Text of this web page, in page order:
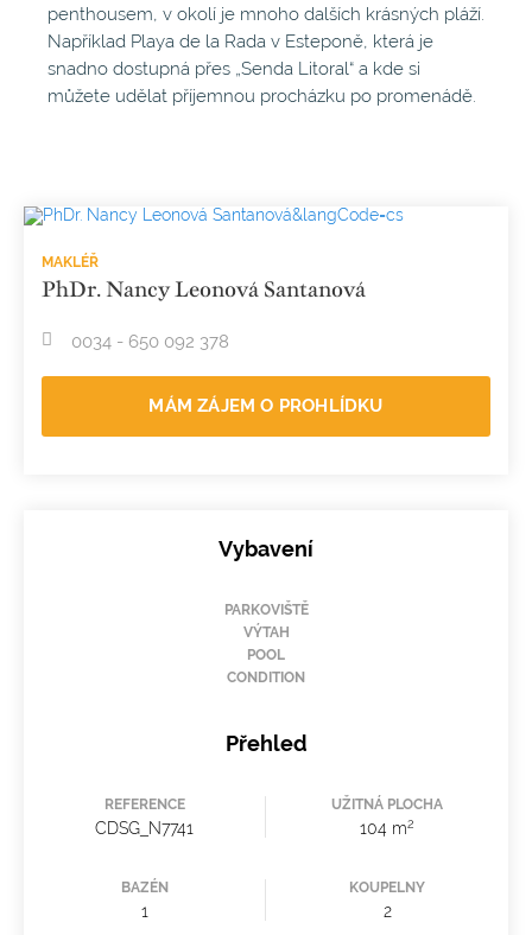
penthousem, v okolí je mnoho dalších krásných pláží.
Například Playa de la Rada v Esteponě, která je
snadno dostupná přes „Senda Litoral“ a kde si
můžete udělat příjemnou procházku po promenádě.
MAKLÉŘ
PhDr. Nancy Leonová Santanová
0034 - 650 092 378
MÁM ZÁJEM O PROHLÍDKU
Vybavení
PARKOVIŠTĚ
VÝTAH
POOL
CONDITION
Přehled
REFERENCE
CDSG_N7741
UŽITNÁ PLOCHA
104 m2
BAZÉN
1
KOUPELNY
2